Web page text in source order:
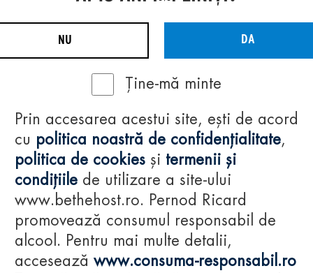
NU DA
Ține-mă minte
Prin accesarea acestui site, ești de acord
cu politica noastră de confidențialitate,
politica de cookies și termenii și
condițiile de utilizare a site-ului
www.bethehost.ro. Pernod Ricard
promovează consumul responsabil de
alcool. Pentru mai multe detalii,
accesează www.consuma-responsabil.ro